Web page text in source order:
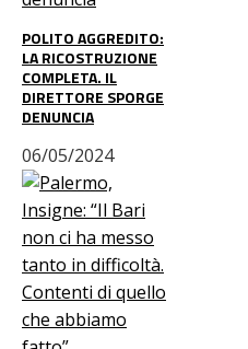
POLITO AGGREDITO:
LA RICOSTRUZIONE
COMPLETA. IL
DIRETTORE SPORGE
DENUNCIA
06/05/2024